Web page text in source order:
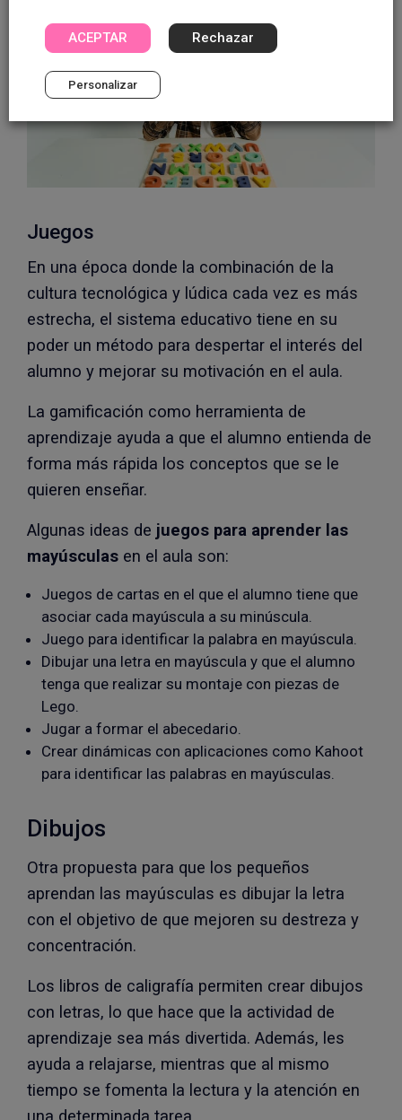
Juegos
En una época donde la combinación de la
cultura tecnológica y lúdica cada vez es más
estrecha, el sistema educativo tiene en su
poder un método para despertar el interés del
alumno y mejorar su motivación en el aula.
La gamificación como herramienta de
aprendizaje ayuda a que el alumno entienda de
forma más rápida los conceptos que se le
quieren enseñar.
Algunas ideas de juegos para aprender las
mayúsculas en el aula son:
Juegos de cartas en el que el alumno tiene que
asociar cada mayúscula a su minúscula.
Juego para identificar la palabra en mayúscula.
Dibujar una letra en mayúscula y que el alumno
tenga que realizar su montaje con piezas de
Lego.
Jugar a formar el abecedario.
Crear dinámicas con aplicaciones como Kahoot
para identificar las palabras en mayúsculas.
Dibujos
Otra propuesta para que los pequeños
aprendan las mayúsculas es dibujar la letra
con el objetivo de que mejoren su destreza y
concentración.
Los libros de caligrafía permiten crear dibujos
con letras, lo que hace que la actividad de
aprendizaje sea más divertida. Además, les
ayuda a relajarse, mientras que al mismo
tiempo se fomenta la lectura y la atención en
una determinada tarea.
ACEPTAR Rechazar
Personalizar